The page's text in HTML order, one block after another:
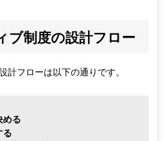
ブ制度の設計フロー
計フローは以下の通りです。
める
る